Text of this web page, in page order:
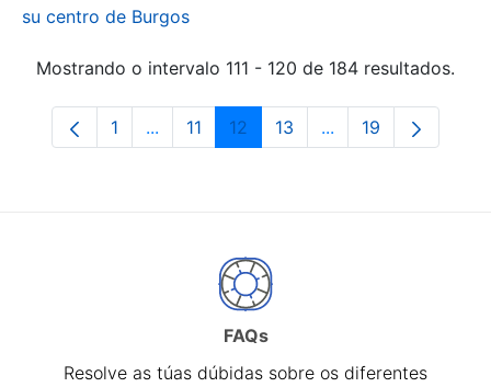
su centro de Burgos
Mostrando o intervalo 111 - 120 de 184 resultados.
Páxina
1 ...Páxinas intermedias Use pestaña para
Páxina
11 Páxina
12 Páxina
13 ...PáxinasPáxina
19
FAQs
Resolve as túas dúbidas sobre os diferentes